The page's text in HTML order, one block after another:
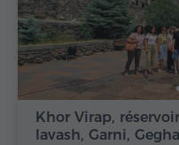
Khor Virap,
lavash, Garni,